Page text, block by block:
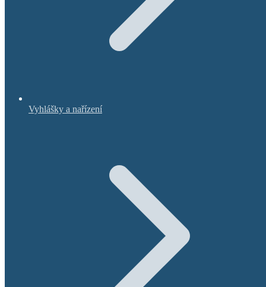
Vyhlášky a nařízení